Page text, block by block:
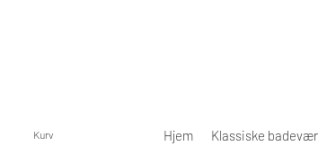
Kurv Hjem Klassiske